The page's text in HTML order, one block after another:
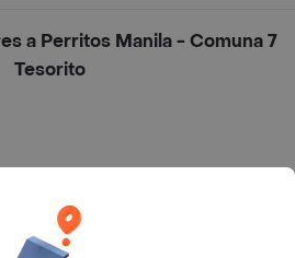
a Perritos Manila - Comuna 7
Tesorito